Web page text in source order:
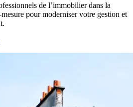
de l’immobilier dans la
pour moderniser votre gestion et